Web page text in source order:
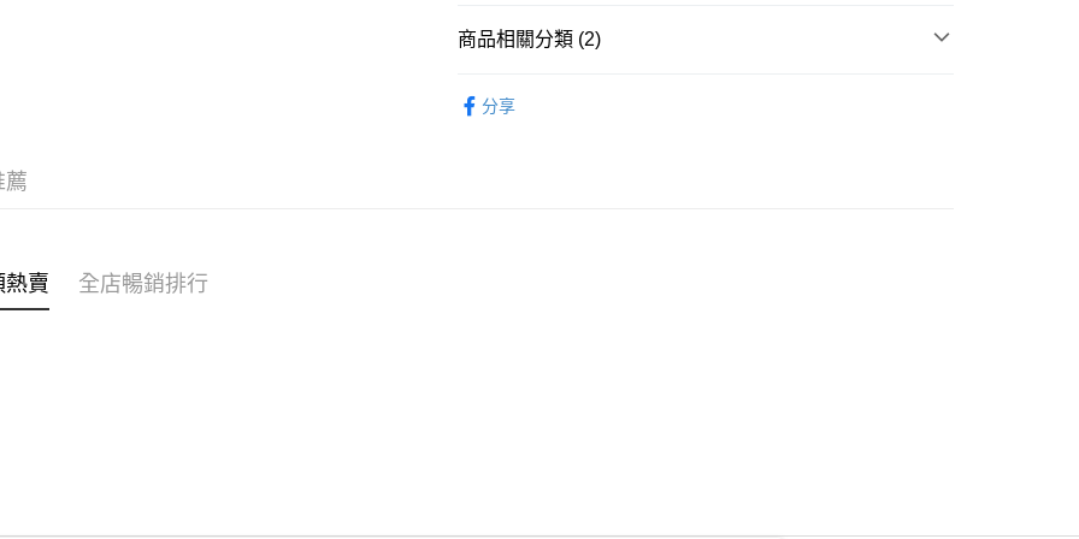
WeChat Pay
送貨方式
商品相關分類 (2)
分享
薦
賣 全店暢銷排行